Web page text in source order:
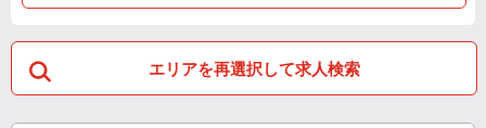
エリアを再選択して求人検索